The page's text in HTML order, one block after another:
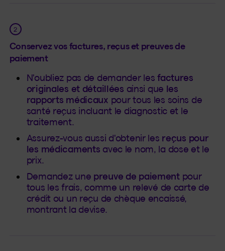
Conservez vos factures, reçus et preuves de
paiement
N'oubliez pas de demander lesfactures
originales et détaillées ainsi que les
rapports médicaux pour tous les soins de
santé reçus incluant le diagnostic et le
traitement.
Assurez-vous aussi d'obtenir les reçus pour
les médicaments avec le nom, la dose et le
prix.
Demandez une preuve de paiementpour
tous les frais, comme un relevé de carte de
crédit ou un reçu de chèque encaissé,
montrant la devise.